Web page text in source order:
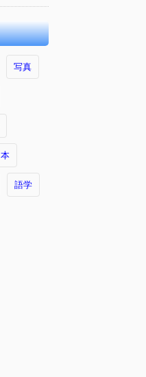
写真
本
語学